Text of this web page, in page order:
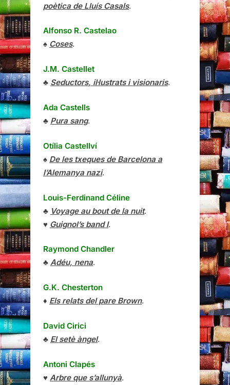
poètica de Lluís Casals.
Alfonso R. Castelao
♠ Coses.
J.M. Castellet
♣ Seductors, il·lustrats i visionaris.
Ada Castells
♣ Pura sang.
Otília Castellví
♠ De les txeques de Barcelona a
l’Alemanya nazi.
Louis-Ferdinand Céline
♣ Voyage au bout de la nuit.
♥ Guignol’s band I.
Raymond Chandler
♣ Adéu, nena.
G.K. Chesterton
♦ Els relats del pare Brown.
David Cirici
♣ El setè àngel.
Antoni Clapés
♥ Arbre que s’allunyà.